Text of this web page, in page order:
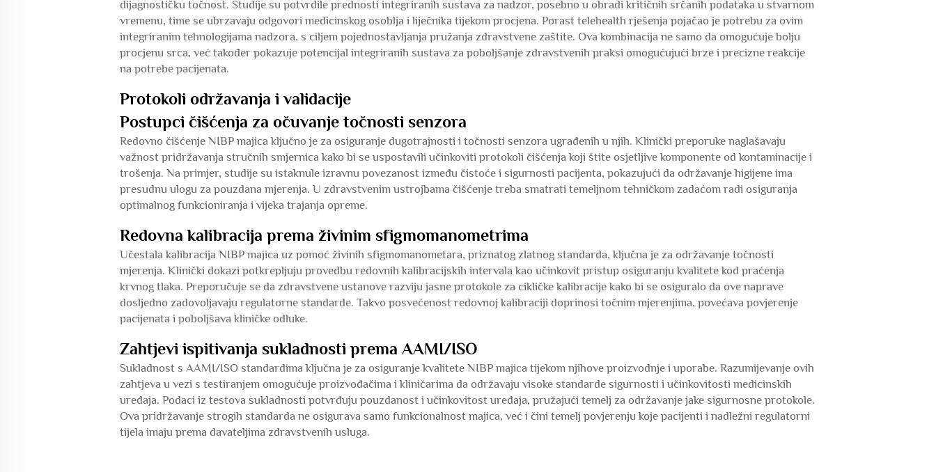
dijagnostičku točnost. Studije su potvrdile prednosti integriranih sustava za nadzor, posebno u obradi kritičnih srčanih podataka u stvarnom
vremenu, time se ubrzavaju odgovori medicinskog osoblja i liječnika tijekom procjena. Porast telehealth rješenja pojačao je potrebu za ovim
integriranim tehnologijama nadzora, s ciljem pojednostavljanja pružanja zdravstvene zaštite. Ova kombinacija ne samo da omogućuje bolju
procjenu srca, već također pokazuje potencijal integriranih sustava za poboljšanje zdravstvenih praksi omogućujući brze i precizne reakcije
na potrebe pacijenata.
Protokoli održavanja i validacije
Postupci čišćenja za očuvanje točnosti senzora
Redovno čišćenje NIBP majica ključno je za osiguranje dugotrajnosti i točnosti senzora ugrađenih u njih. Klinički preporuke naglašavaju
važnost pridržavanja stručnih smjernica kako bi se uspostavili učinkoviti protokoli čišćenja koji štite osjetljive komponente od kontaminacije i
trošenja. Na primjer, studije su istaknule izravnu povezanost između čistoće i sigurnosti pacijenta, pokazujući da održavanje higijene ima
presudnu ulogu za pouzdana mjerenja. U zdravstvenim ustrojbama čišćenje treba smatrati temeljnom tehničkom zadaćom radi osiguranja
optimalnog funkcioniranja i vijeka trajanja opreme.
Redovna kalibracija prema živinim sfigmomanometrima
Učestala kalibracija NIBP majica uz pomoć živinih sfigmomanometara, priznatog zlatnog standarda, ključna je za održavanje točnosti
mjerenja. Klinički dokazi potkrepljuju provedbu redovnih kalibracijskih intervala kao učinkovit pristup osiguranju kvalitete kod praćenja
krvnog tlaka. Preporučuje se da zdravstvene ustanove razviju jasne protokole za cikličke kalibracije kako bi se osiguralo da ove naprave
dosljedno zadovoljavaju regulatorne standarde. Takvo posvećenost redovnoj kalibraciji doprinosi točnim mjerenjima, povećava povjerenje
pacijenata i poboljšava kliničke odluke.
Zahtjevi ispitivanja sukladnosti prema AAMI/ISO
Sukladnost s AAMI/ISO standardima ključna je za osiguranje kvalitete NIBP majica tijekom njihove proizvodnje i uporabe. Razumijevanje ovih
zahtjeva u vezi s testiranjem omogućuje proizvođačima i kliničarima da održavaju visoke standarde sigurnosti i učinkovitosti medicinskih
uređaja. Podaci iz testova sukladnosti potvrđuju pouzdanost i učinkovitost uređaja, pružajući temelj za održavanje jake sigurnosne protokole.
Ova pridržavanje strogih standarda ne osigurava samo funkcionalnost majica, već i čini temelj povjerenju koje pacijenti i nadležni regulatorni
tijela imaju prema davateljima zdravstvenih usluga.